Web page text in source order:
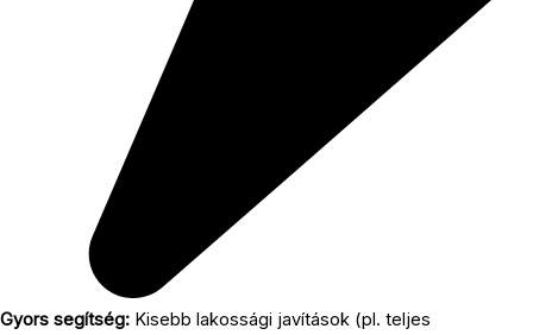
Gyors segítség: Kisebb lakossági javítások (pl. teljes